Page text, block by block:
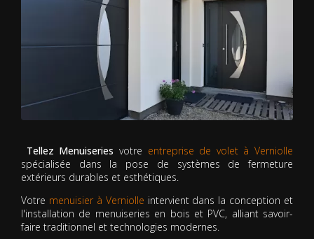
Tellez Menuiseries votre entreprise de volet à Verniolle
spécialisée dans la pose de systèmes de fermeture
extérieurs durables et esthétiques.
Votre menuisier à Verniolle intervient dans la conception et
l'installation de menuiseries en bois et PVC, alliant savoir-
faire traditionnel et technologies modernes.